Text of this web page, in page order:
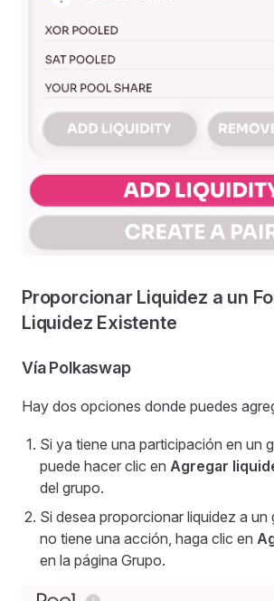
Proporcionar Liquidez a un
Liquidez Existente
Vía Polkaswap
Hay dos opciones donde puedes
Si ya tiene una participación en un
puede hacer clic en Agregar
del grupo.
Si desea proporcionar liquidez a un
no tiene una acción, haga clic en
en la página Grupo.